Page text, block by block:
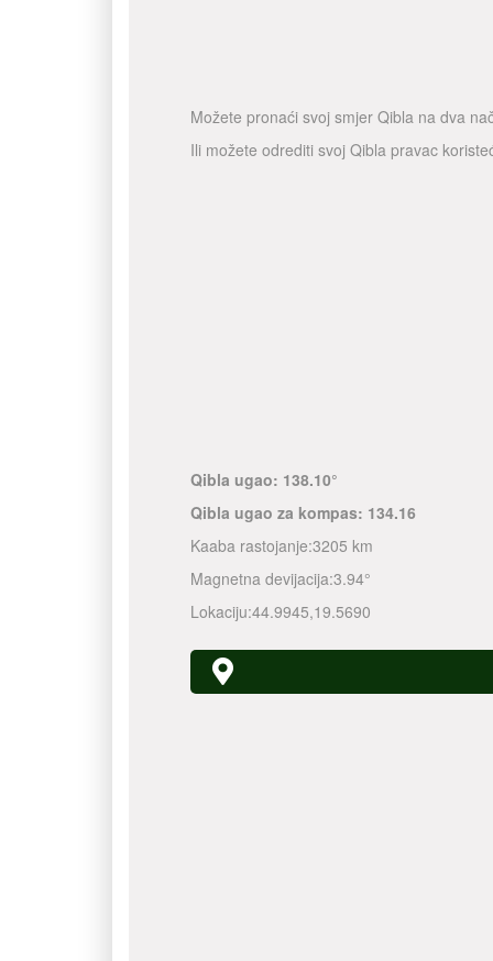
Možete pronaći svoj smjer Qibla na dva
Ili možete odrediti svoj Qibla pravac
Qibla ugao: 138.10°
Qibla ugao za kompas: 134.16
Kaaba rastojanje:3205 km
Magnetna devijacija:3.94°
Lokaciju:44.9945,19.5690